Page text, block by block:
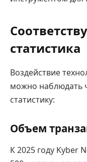
статистика
Воздействие
можно наблюдать
статистику:
Объем
К 2025 году Kyber